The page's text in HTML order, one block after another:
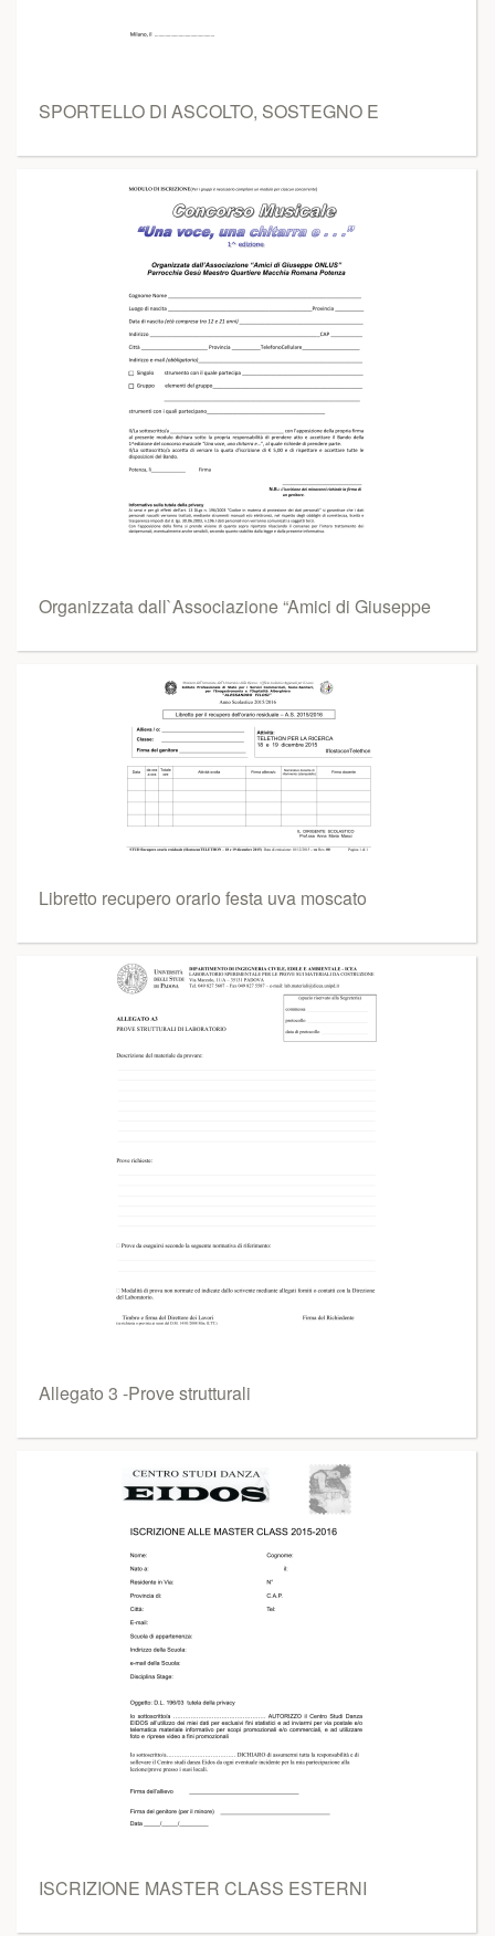
SPORTELLO DI ASCOLTO, SOSTEGNO E
Organizzata dall`Associazione “Amici di Giuseppe
Libretto recupero orario festa uva moscato
Allegato 3 -Prove strutturali
ISCRIZIONE MASTER CLASS ESTERNI